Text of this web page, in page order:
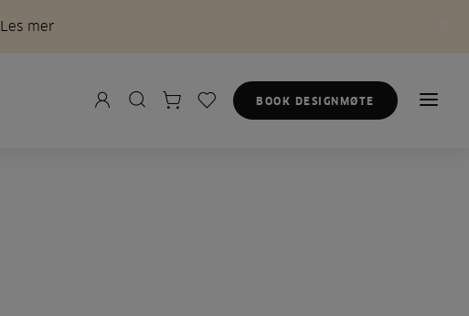
Les mer
BOOK DESIGNMØTE